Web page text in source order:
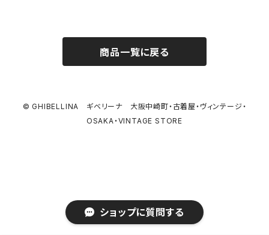
ショップに質問する
商品一覧に戻る
© GHIBELLINA ギベリーナ 大阪中崎町・古着屋・ヴィンテージ・
OSAKA・VINTAGE STORE